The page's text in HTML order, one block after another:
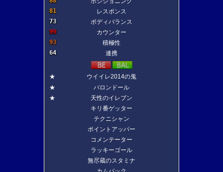
81
レスポンス
73
ボディバランス
99
カウンター
93
積極性
64
連携
★
ウイイレ2014の鬼
★
バロンドール
★
天性のイレブン
キリ番ゲッター
テクニシャン
ポイントアッパー
コメンテーター
ラッキーゴール
無尽蔵のスタミナ